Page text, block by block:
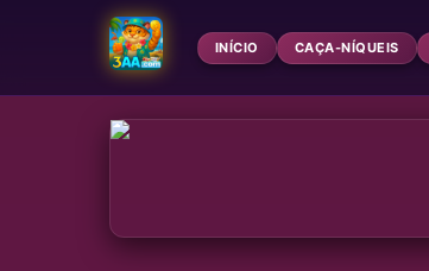
INÍCIO CAÇA-NÍQUEIS